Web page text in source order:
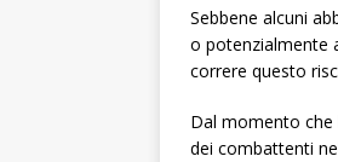
Sebbene alcuni
o potenzialmente
correre questo
Dal momento
dei combattenti